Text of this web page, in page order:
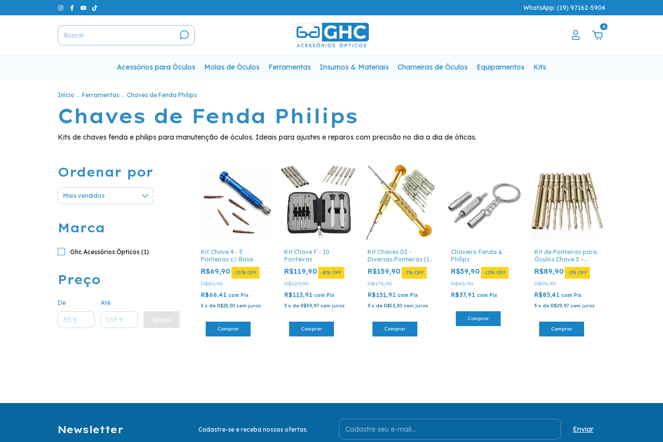
WhatsApp: (19) 97162-5904
0
Acessórios para Óculos Molas de Óculos Ferramentas Insumos & Materiais Charneiras de Óculos Equipamentos Kits
Início . Ferramentas . Chaves de Fenda Philips
Chaves de Fenda Philips
Kits de chaves fenda e philips para manutenção de óculos. Ideais para ajustes e reparos com precisão no dia a dia de óticas.
Ordenar por
Marca
Ghc Acessórios Ópticos (1)
Preço
De Até
Aplicar
Kit Chave 4 - 5
Ponteiras c/ Base
R$69,90 -15% OFF
R$81,90
R$66,41 com Pix
3 x de R$23,30 sem juros
Kit Chave F - 10
Ponteiras
R$119,90 -8% OFF
R$129,90
R$113,91 com Pix
3 x de R$39,97 sem juros
Kit Chaves 03 -
Diversas Ponteiras (10
Pontas)
R$159,90 -7% OFF
R$171,90
R$151,91 com Pix
3 x de R$53,30 sem juros
Chaveiro Fenda &
Philips
R$39,90 -13% OFF
R$45,90
R$37,91 com Pix
Kit de Ponteiras para
Óculos Chave 3 –
Ferramenta de Ajuste
e Manutenção
R$89,90 -2% OFF
R$91,90
R$85,41 com Pix
3 x de R$29,97 sem juros
Newsletter Cadastre-se e receba nossas ofertas.